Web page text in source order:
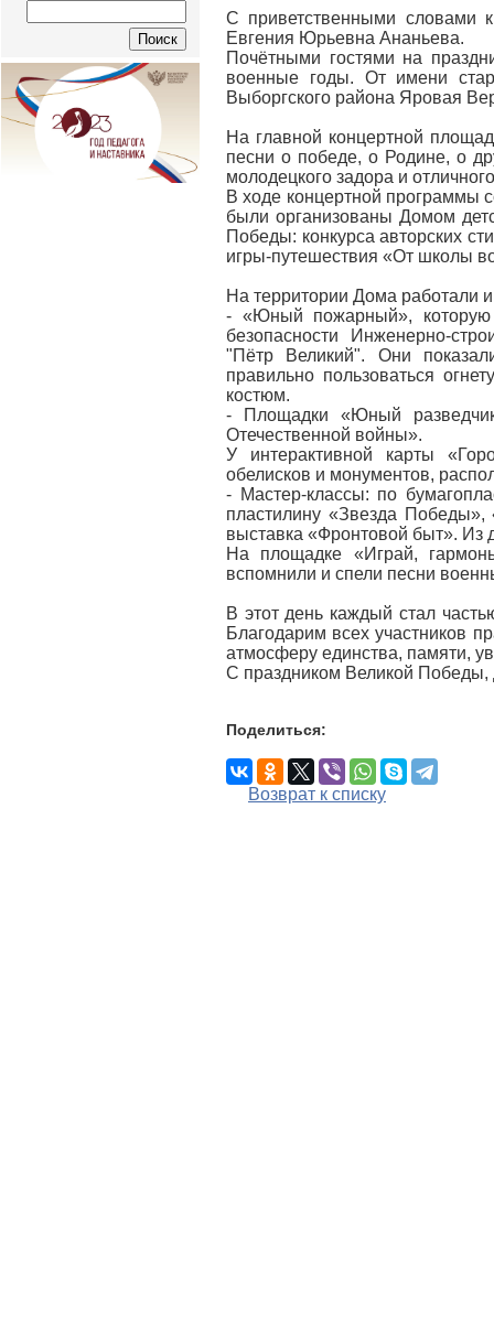
С приветственными словами
Евгения Юрьевна Ананьева.
Почётными гостями на
военные годы. От имени
Выборгского района Яровая
На главной концертной
песни о победе, о Родине, о
молодецкого задора и
В ходе концертной программы
были организованы Домом
Победы: конкурса авторских
игры-путешествия «От школы
На территории Дома работали
- «Юный пожарный», которую
безопасности Инженерно-
"Пётр Великий". Они
правильно пользоваться
костюм.
- Площадки «Юный
Отечественной войны».
У интерактивной карты
обелисков и монументов,
- Мастер-классы: по
пластилину «Звезда Победы»,
выставка «Фронтовой быт». Из
На площадке «Играй,
вспомнили и спели песни
В этот день каждый стал
Благодарим всех участников
атмосферу единства, памяти,
С праздником Великой Победы,
Поделиться:
Возврат к списку